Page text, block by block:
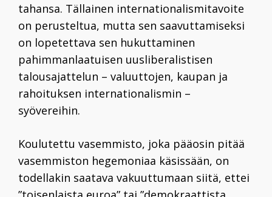
tahansa. Tällainen internationalismi­tavoite
on perusteltua, mutta sen saavuttamiseksi
on lopetettava sen hukuttaminen
pahimmanlaatuisen uusliberalistisen
talousajattelun – valuuttojen, kaupan ja
rahoituksen internationalismin –
syövereihin.
Koulutettu vasemmisto, joka pääosin pitää
vasemmiston hegemoniaa käsissään, on
todellakin saatava vakuuttumaan siitä, ettei